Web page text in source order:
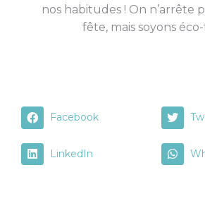
nos habitudes ! On n’arrête
fête, mais soyons
Facebook
LinkedIn